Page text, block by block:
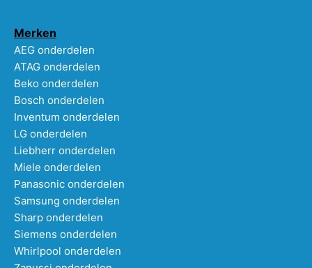
Merken
AEG onderdelen
ATAG onderdelen
Beko onderdelen
Bosch onderdelen
Inventum onderdelen
LG onderdelen
Liebherr onderdelen
Miele onderdelen
Panasonic onderdelen
Samsung onderdelen
Sharp onderdelen
Siemens onderdelen
Whirlpool onderdelen